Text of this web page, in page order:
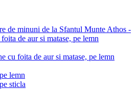
de minuni de la Sfantul Munte Athos -
de aur si matase, pe lemn
cu foita de aur si matase, pe lemn
lemn
sticla